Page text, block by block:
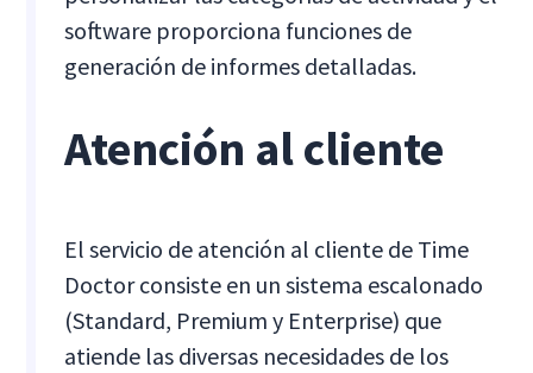
software proporciona funciones de
generación de informes detalladas.
Atención al cliente
El servicio de atención al cliente de Time
Doctor consiste en un sistema escalonado
(Standard, Premium y Enterprise) que
atiende las diversas necesidades de los